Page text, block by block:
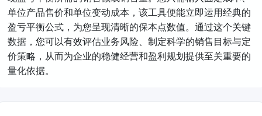
单位产品售价和单位变动成本，该工具便能立即运用经典的
盈亏平衡公式，为您呈现清晰的保本点数值。通过这个关键
数据，您可以有效评估业务风险、制定科学的销售目标与定
价策略，从而为企业的稳健经营和盈利规划提供至关重要的
量化依据。